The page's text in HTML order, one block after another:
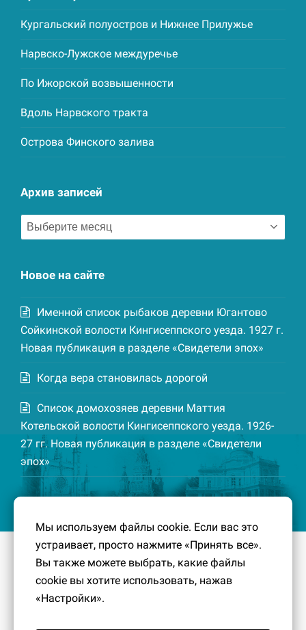
Кургальский полуостров и Нижнее Прилужье
Нарвско-Лужское междуречье
По Ижорской возвышенности
Вдоль Нарвского тракта
Острова Финского залива
Архив записей
Архив
записей
Новое на сайте
Именной список рыбаков деревни Югантово
Сойкинской волости Кингисеппского уезда. 1927 г.
Новая публикация в разделе «Свидетели эпох»
Когда вера становилась дорогой
Список домохозяев деревни Маттия
Котельской волости Кингисеппского уезда. 1926-
27 гг. Новая публикация в разделе «Свидетели
эпох»
© 2016-2026 Южный берег Финского залива
– Кусочек
малой Родины, без которого трудно представить себе
историко-культурный ландшафт Петербурга и
Ленинградской области.
Мы используем файлы cookie. Если вас это
устраивает, просто нажмите «Принять все».
Вы также можете выбрать, какие файлы
cookie вы хотите использовать, нажав
«Настройки».